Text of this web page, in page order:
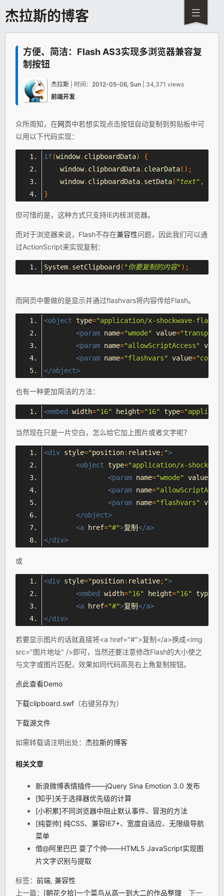
杰拉斯的博客
方便、简洁：Flash AS3实现多浏览器兼容复
制按钮
杰拉斯 | 时间： 2012-05-06, Sun | 34,371 views
前端开发
众所周知，在网页中若想实现点击按钮自动复制到剪贴板中可
以用以下代码实现：
if(window. clipboardData)
{
window. clipboardData. clearData();
window. clipboardData. setData( "text" ,
}
但可惜的是，这种方式只支持IE内核浏览器。
而对于浏览器来说，Flash不存在兼容性问题，因此我们可以通
过ActionScript来实现复制：
System. setClipboard ( "你要复制的内容" );
而网页中要做的是显示并通过flashvars将内容传给Flash。
<object type="application/x-shockwave-flash"
<param name="wmode" value=
<param name="allowScriptAccess"
value
<param name="flashvars" value=
</object>
也有一种更加简洁的方法：
<embed width="16" height="16" type=
当然现在只是一片空白，怎么给它加上图片或者文字呢？
<div style="position: relative; ">
<object type="application/x-
<param name="wmode" value=
<param name=
<param name="flashvars"
value
</object>
<a
href="#">复制</a>
</div>
或
<div style="position: relative; ">
<embed
width="16" height="16" type
<a
href="#">复制</a>
</div>
若要显示图片的话就直接将<a href="#">复制</a>换成<img
src="图片地址" />即可，当然还要注意修改Flash的大小使之
与文字或图片匹配，效果如同代码高亮右上角复制按钮。
点此查看Demo
下载clipboard.swf （右键另存为）
下载源文件
如需转载请注明出处： 杰拉斯的博客
相关文章
新浪微博表情插件——jQuery Sina Emotion 3.0 发布
[知乎]关于选择器优先级的计算
[小积累]不同浏览器中阻止默认事件、冒泡的方法
[纯耍帅] 纯CSS、兼容IE7+、宽度自适应、无限级导航
菜单
借@阿里巴巴 耍了个帅——HTML5 JavaScript实现图
片文字识别与提取
标签： 前端, 兼容性
上一篇： [朝花夕拾]一个菜鸟从高一到大二的作品整理 下一